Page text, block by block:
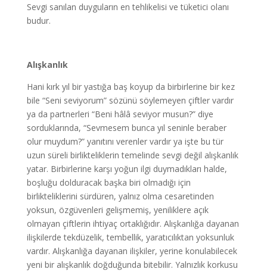
Sevgi sanılan duyguların en tehlikelisi ve tüketici olanı
budur.
Alışkanlık
Hani kırk yıl bir yastığa baş koyup da birbirlerine bir kez
bile “Seni seviyorum” sözünü söylemeyen çiftler vardır
ya da partnerleri “Beni hâlâ seviyor musun?” diye
sorduklarında, “Sevmesem bunca yıl seninle beraber
olur muydum?” yanıtını verenler vardır ya işte bu tür
uzun süreli birlikteliklerin temelinde sevgi değil alışkanlık
yatar. Birbirlerine karşı yoğun ilgi duymadıkları halde,
boşluğu dolduracak başka biri olmadığı için
birlikteliklerini sürdüren, yalnız olma cesaretinden
yoksun, özgüvenleri gelişmemiş, yeniliklere açık
olmayan çiftlerin ihtiyaç ortaklığıdır. Alışkanlığa dayanan
ilişkilerde tekdüzelik, tembellik, yaratıcılıktan yoksunluk
vardır. Alışkanlığa dayanan ilişkiler, yerine konulabilecek
yeni bir alışkanlık doğduğunda bitebilir. Yalnızlık korkusu